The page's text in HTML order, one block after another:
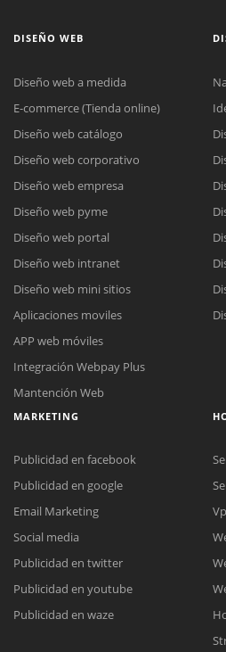
Reunión
Meet para la
Chat
Todos nuestros ejecutivos están fuera
DISEÑO WEB
Diseño web a medida
E-commerce (Tienda online)
Diseño web catálogo
Diseño web corporativo
Diseño web empresa
Diseño web pyme
Diseño web portal
Diseño web intranet
Diseño web mini sitios
Aplicaciones moviles
APP web móviles
Integración Webpay Plus
Mantención Web
MARKETING
Publicidad en facebook
Publicidad en google
Email Marketing
Social media
Publicidad en twitter
Publicidad en youtube
Publicidad en waze